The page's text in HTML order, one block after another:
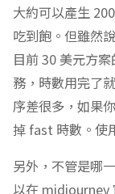
大約可以產生
吃到飽。但雖然
目前 30 美元方
務，時數用完了
序差很多，如果
掉 fast 時數。使
另外，不管是哪
以在 midjourney